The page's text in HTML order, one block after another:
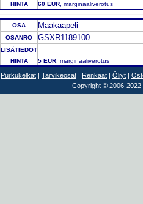
HINTA 60 EUR , marginaaliverotus
OSA Maakaapeli
OSANRO GSXR1189100
LISÄTIEDOT
HINTA
5 EUR , marginaaliverotus
Purkukelkat | Tarvikeosat | Renkaat | Öljyt |
Copyright © 2006-2022